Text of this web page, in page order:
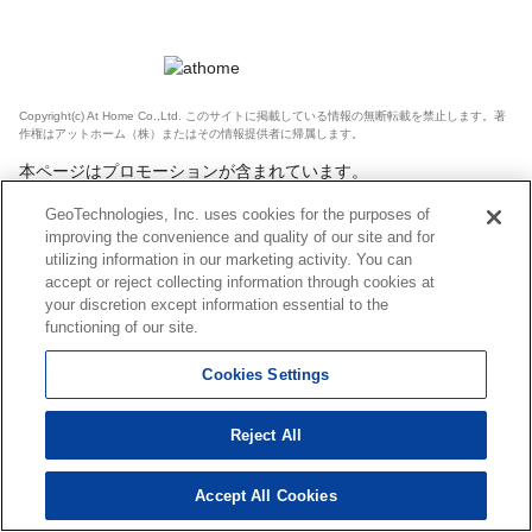
Copyright(c) At Home Co.,Ltd. このサイトに掲載している情報の無断転載を禁止します。著
作権はアットホーム（株）またはその情報提供者に帰属します。
本ページはプロモーションが含まれています。
GeoTechnologies, Inc. uses cookies for the purposes of
improving the convenience and quality of our site and for
utilizing information in our marketing activity. You can
accept or reject collecting information through cookies at
your discretion except information essential to the
functioning of our site.
Cookies Settings
Reject All
Accept All Cookies